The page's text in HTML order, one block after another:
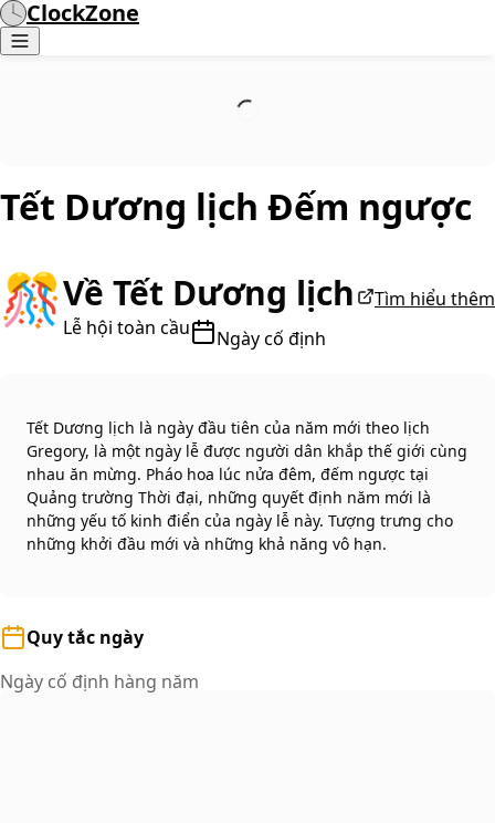
ClockZone
Tết Dương lịch Đếm ngược
🎊Về Tết Dương lịch
Lễ hội toàn cầu Ngày cố định
Tìm hiểu thêm
Tết Dương lịch là ngày đầu tiên của năm mới theo lịch
Gregory, là một ngày lễ được người dân khắp thế giới cùng
nhau ăn mừng. Pháo hoa lúc nửa đêm, đếm ngược tại
Quảng trường Thời đại, những quyết định năm mới là
những yếu tố kinh điển của ngày lễ này. Tượng trưng cho
những khởi đầu mới và những khả năng vô hạn.
Quy tắc ngày
Ngày cố định hàng năm